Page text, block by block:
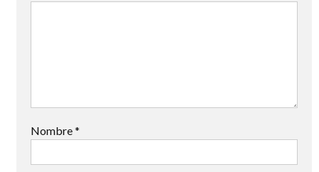
Nombre*